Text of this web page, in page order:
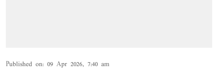
Published on: 09 Apr 2026, 7:40 am